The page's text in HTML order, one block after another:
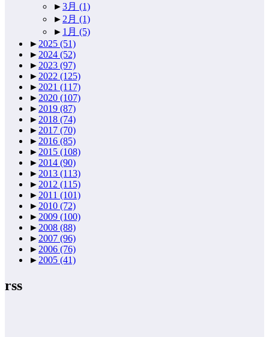
►3月 (1)
► 2月 (1)
► 1月 (5)
► 2025 (51)
► 2024 (52)
► 2023 (97)
► 2022 (125)
► 2021 (117)
► 2020 (107)
► 2019 (87)
► 2018 (74)
► 2017 (70)
► 2016 (85)
► 2015 (108)
► 2014 (90)
► 2013 (113)
► 2012 (115)
► 2011 (101)
► 2010 (72)
► 2009 (100)
► 2008 (88)
► 2007 (96)
► 2006 (76)
► 2005 (41)
rss